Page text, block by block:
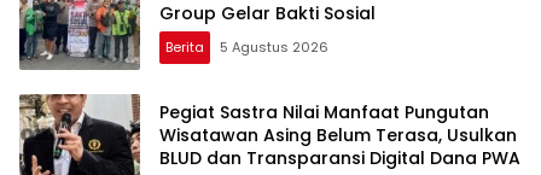
Group Gelar Bakti Sosial
Berita 5 Agustus 2026
Pegiat Sastra Nilai Manfaat Pungutan
Wisatawan Asing Belum Terasa, Usulkan
BLUD dan Transparansi Digital Dana PWA